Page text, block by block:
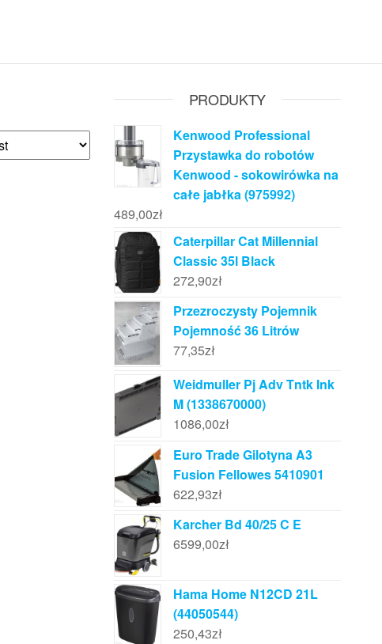
PRODUKTY
Kenwood Professional
Przystawka do robotów
Kenwood - sokowirówka na
całe jabłka (975992)
489,00zł
Caterpillar Cat Millennial
Classic 35l Black
272,90zł
Przezroczysty Pojemnik
Pojemność 36 Litrów
77,35zł
Weidmuller Pj Adv Tntk Ink
M (1338670000)
1086,00zł
Euro Trade Gilotyna A3
Fusion Fellowes 5410901
622,93zł
Karcher Bd 40/25 C E
6599,00zł
Hama Home N12CD 21L
(44050544)
250,43zł